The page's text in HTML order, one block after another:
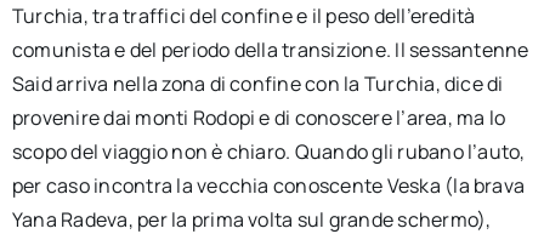
Turchia, tra traffici del confine e il peso dell’eredità
comunista e del periodo della transizione. Il sessantenne
Said arriva nella zona di confine con la Turchia, dice di
provenire dai monti Rodopi e di conoscere l’area, ma lo
scopo del viaggio non è chiaro. Quando gli rubano l’auto,
per caso incontra la vecchia conoscente Veska (la brava
Yana Radeva, per la prima volta sul grande schermo),